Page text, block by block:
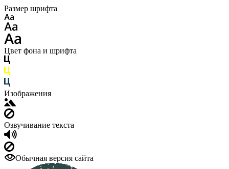
Размер шрифта
Цвет фона и шрифта
Изображения
Озвучивание текста
Обычная версия сайта